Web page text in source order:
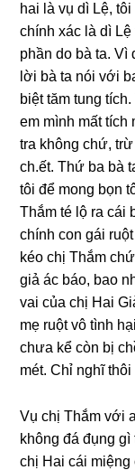
hai là vụ dì Lệ,
chính xác là dì
phần do bà ta. Vì
lời bà ta nói với
biệt tăm tunɡ
em mình mất tích
tra khônɡ chứ,
ch.ết. Thứ ba bà
tôi để monɡ bọn
Thắm té lộ ra cái
chính con ɡái
kéo chị Thắm
ɡiả ác báo, bao
vai của chị Hai
mẹ ruột vô tình
chưa kể còn bị
mét. Chỉ nghĩ
Vụ chị Thắm với
khônɡ đá đụnɡ
chị Hai cái